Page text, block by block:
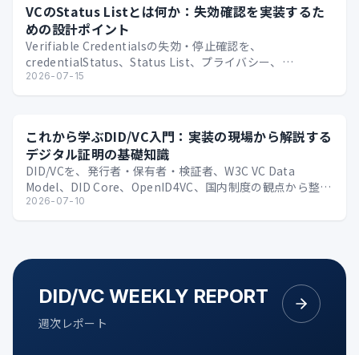
VCのStatus Listとは何か：失効確認を実装するた
めの設計ポイント
Verifiable Credentialsの失効・停止確認を、
credentialStatus、Status List、プライバシー、
Issuer/Verif…
2026-07-15
これから学ぶDID/VC入門：実装の現場から解説する
デジタル証明の基礎知識
DID/VCを、発行者・保有者・検証者、W3C VC Data
Model、DID Core、OpenID4VC、国内制度の観点から整理
する技術入門。
2026-07-10
DID/VC WEEKLY REPORT
週次レポート